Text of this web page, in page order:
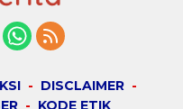
DISCLAIMER
KODE ETIK